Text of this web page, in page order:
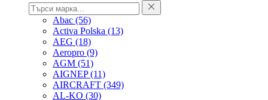
Abac (56)
Activa Polska (13)
AEG (18)
Aeropro (9)
AGM (51)
AIGNEP(11)
AIRCRAFT (349)
AL-KO (30)